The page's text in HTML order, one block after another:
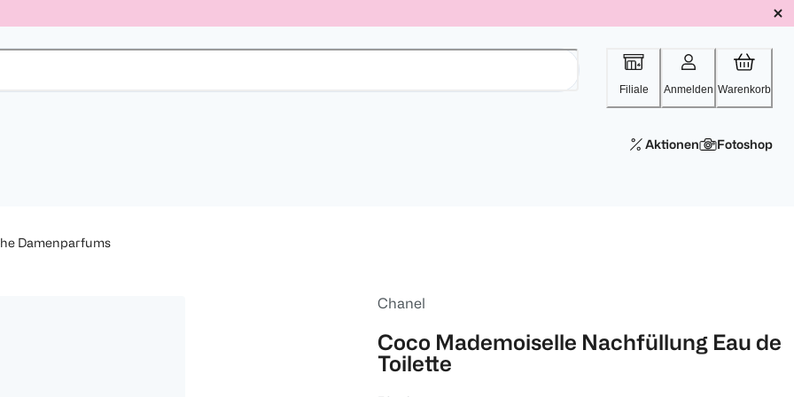
Filiale Anmelden Warenkorb
Aktionen Fotoshop
Damenparfums
Chanel
Coco Mademoiselle Nachfüllung Eau de
Toilette